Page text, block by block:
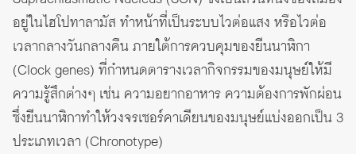
อยู่ในไฮโปทาลามัส ทำหน้าที่เป็นระบบไวต่อแสง หรือไวต่อ
เวลากลางวันกลางคืน ภายใต้การควบคุมของยีนนาฬิกา
(Clock genes) ที่กำหนดตารางเวลากิจกรรมของมนุษย์ให้มี
ความรู้สึกต่างๆ เช่น ความอยากอาหาร ความต้องการพักผ่อน
ซึ่งยีนนาฬิกาทำให้วงจรเซอร์คาเดียนของมนุษย์แบ่งออกเป็น 3
ประเภทเวลา (Chronotype)